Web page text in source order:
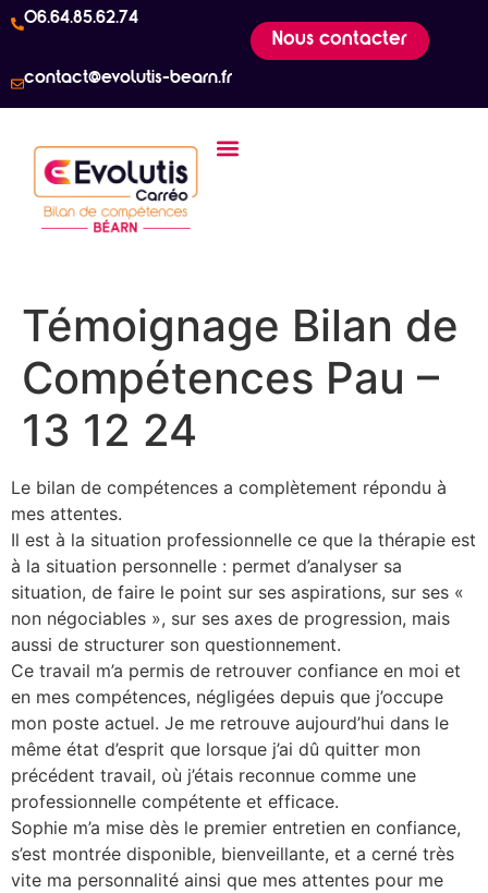
06.64.85.62.74
Nous contacter
contact@evolutis-bearn.fr
Témoignage Bilan de
Compétences Pau –
13 12 24
Le bilan de compétences a complètement répondu à
mes attentes.
Il est à la situation professionnelle ce que la thérapie est
à la situation personnelle : permet d’analyser sa
situation, de faire le point sur ses aspirations, sur ses «
non négociables », sur ses axes de progression, mais
aussi de structurer son questionnement.
Ce travail m’a permis de retrouver confiance en moi et
en mes compétences, négligées depuis que j’occupe
mon poste actuel. Je me retrouve aujourd’hui dans le
même état d’esprit que lorsque j’ai dû quitter mon
précédent travail, où j’étais reconnue comme une
professionnelle compétente et efficace.
Sophie m’a mise dès le premier entretien en confiance,
s’est montrée disponible, bienveillante, et a cerné très
vite ma personnalité ainsi que mes attentes pour me